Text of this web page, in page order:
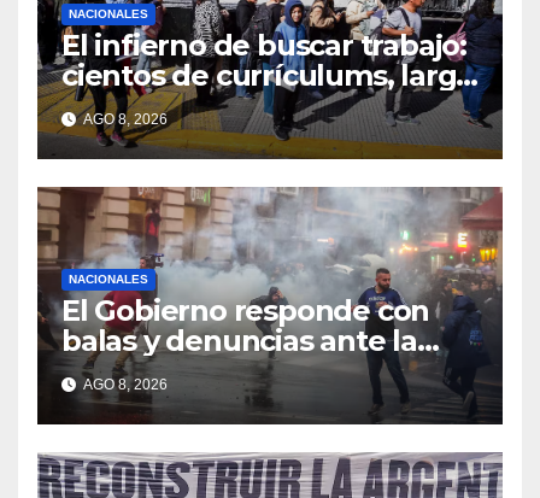
NACIONALES
El infierno de buscar trabajo:
cientos de currículums, larga
espera y menos puestos
registrados
AGO 8, 2026
NACIONALES
El Gobierno responde con
balas y denuncias ante la
protesta
AGO 8, 2026